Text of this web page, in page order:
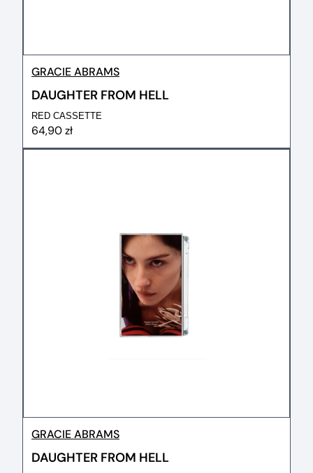
GRACIE ABRAMS
DAUGHTER FROM HELL
RED CASSETTE
64,90 zł
GRACIE ABRAMS
DAUGHTER FROM HELL